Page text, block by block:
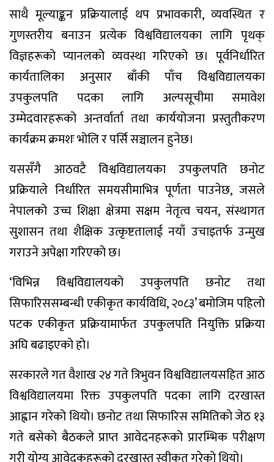
साथै मूल्याङ्कन प्रक्रियालाई थप प्रभावकारी, व्यवस्थित र
गुणस्तरीय बनाउन प्रत्येक विश्वविद्यालयका लागि पृथक्
विज्ञहरूको प्यानलको व्यवस्था गरिएको छ। पूर्वनिर्धारित
कार्यतालिका अनुसार बाँकी पाँच विश्वविद्यालयका
उपकुलपति पदका लागि अल्पसूचीमा समावेश
उम्मेदवारहरूको अन्तर्वार्ता तथा कार्ययोजना प्रस्तुतीकरण
कार्यक्रम क्रमशः भोलि र पर्सि सञ्चालन हुनेछ।
यससँगै आठवटै विश्वविद्यालयका उपकुलपति छनोट
प्रक्रियाले निर्धारित समयसीमाभित्र पूर्णता पाउनेछ, जसले
नेपालको उच्च शिक्षा क्षेत्रमा सक्षम नेतृत्व चयन, संस्थागत
सुशासन तथा शैक्षिक उत्कृष्टतालाई नयाँ उचाइतर्फ उन्मुख
गराउने अपेक्षा गरिएको छ।
‘विभिन्न विश्वविद्यालयको उपकुलपति छनोट तथा
सिफारिससम्बन्धी एकीकृत कार्यविधि, २०८३’ बमोजिम पहिलो
पटक एकीकृत प्रक्रियामार्फत उपकुलपति नियुक्ति प्रक्रिया
अघि बढाइएको हो।
सरकारले गत वैशाख २४ गते त्रिभुवन विश्वविद्यालयसहित आठ
विश्वविद्यालयमा रिक्त उपकुलपति पदका लागि दरखास्त
आह्वान गरेको थियो। छनोट तथा सिफारिस समितिको जेठ १३
गते बसेको बैठकले प्राप्त आवेदनहरूको प्रारम्भिक परीक्षण